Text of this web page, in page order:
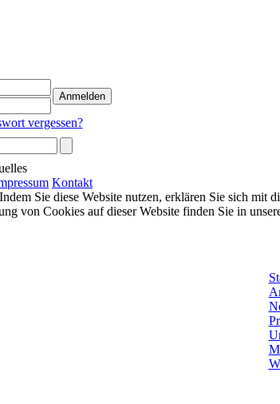
vergessen?
Kontakt
Sie diese Website nutzen, erklären Sie sich mit
von Cookies auf dieser Website finden Sie in